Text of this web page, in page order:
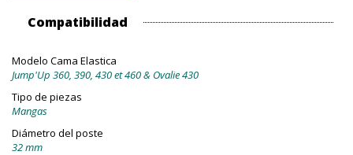
Compatibilidad
Modelo Cama Elastica
Jump'Up 360, 390, 430 et 460 & Ovalie 430
Tipo de piezas
Mangas
Diámetro del poste
32 mm